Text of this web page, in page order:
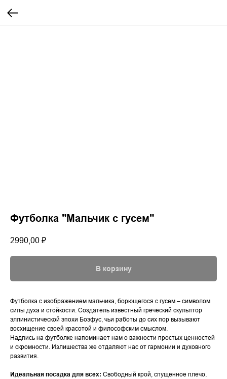
Футболка "Мальчик с гусем"
2990,00 ₽
В корзину
Футболка с изображением мальчика, борющегося с гусем – символом
силы духа и стойкости. Создатель известный греческий скульптор
эллинистической эпохи Боэфус, чьи работы до сих пор вызывают
восхищение своей красотой и философским смыслом.
Надпись на футболке напоминает нам о важности простых ценностей
и скромности. Излишества же отдаляют нас от гармонии и духовного
развития.
Идеальная посадка для всех: Свободный крой, спущенное плечо,